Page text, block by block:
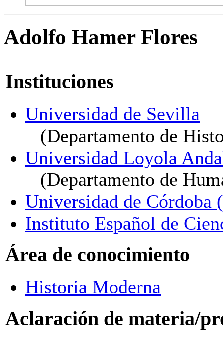
Adolfo Hamer Flores
Instituciones
Universidad de Sevilla
(Departamento de
Universidad Loyola
(Departamento de
Universidad de Córdoba
Instituto Español de
Área de conocimiento
Historia Moderna
Aclaración de materia/